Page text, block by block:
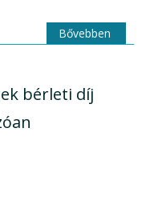
Bővebben
bérleti díj